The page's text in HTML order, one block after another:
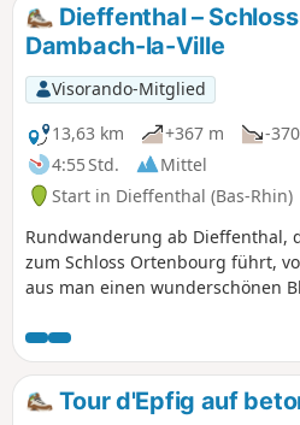
Dieffenthal –
Dambach-la-Ville
Visorando-Mitglied
13,63 km
+367 m
-
4:55 Std.
Mittel
Start in Dieffenthal (Bas-Rhin)
Rundwanderung ab Dieffenthal,
zum Schloss Ortenbourg führt,
aus man einen wunderschönen
kann. Dann auf der Talseite von
zum Kasmarkt. Rückweg durch
mittelalterliche Dorf Dambach-La-
Tour d'Epfig auf